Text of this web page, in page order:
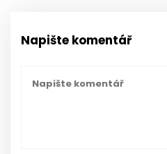
Napište komentář